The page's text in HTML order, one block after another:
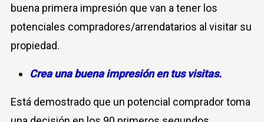
buena primera impresión que van a tener los
potenciales compradores/arrendatarios al visitar su
propiedad.
Crea una buena impresión en tus visitas.
Está demostrado que un potencial comprador toma